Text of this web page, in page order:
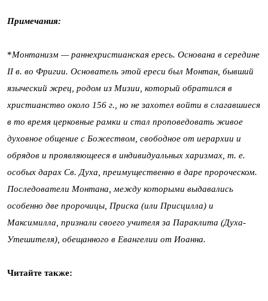
Примечания:
*Монтанизм — раннехристианская ересь. Основана в середине
II в. во Фригии. Основатель этой ереси был Монтан, бывший
языческий жрец, родом из Мизии, который обратился в
христианство около 156 г., но не захотел войти в слагавшиеся
в то время церковные рамки и стал проповедовать живое
духовное общение с Божеством, свободное от иерархии и
обрядов и проявляющееся в индивидуальных харизмах, т. е.
особых дарах Св. Духа, преимущественно в даре пророческом.
Последователи Монтана, между которыми выдавались
особенно две пророчицы, Приска (или Присцилла) и
Максимилла, признали своего учителя за Параклита (Духа-
Утешителя), обещанного в Евангелии от Иоанна.
Читайте также: